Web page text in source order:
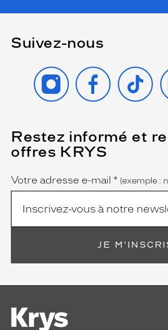
Suivez-nous
INSTAGRAMFACEBOOK
TIKTOK
Restez informé et
offres KRYS
Name
Votre adresse e-mail *
(Ce
champ
est
(exemple :
JE